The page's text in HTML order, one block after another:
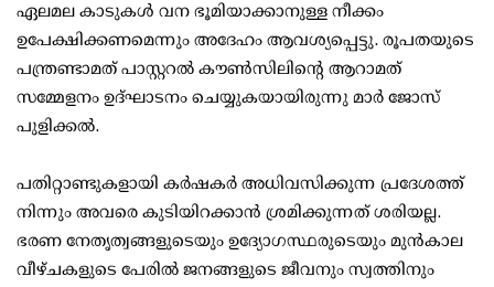
ഏലമല കാടുകള്‍ വന ഭൂമിയാക്കാനുള്ള നീക്കം
ഉപേക്ഷിക്കണമെന്നും അദേഹം ആവശ്യപ്പെട്ടു. രൂപതയുടെ
പന്ത്രണ്ടാമത് പാസ്റ്ററല്‍ കൗണ്‍സിലിന്റെ ആറാമത്
സമ്മേളനം ഉദ്ഘാടനം ചെയ്യുകയായിരുന്നു മാര്‍ ജോസ്
പുളിക്കല്‍.
പതിറ്റാണ്ടുകളായി കര്‍ഷകര്‍ അധിവസിക്കുന്ന പ്രദേശത്ത്
നിന്നും അവരെ കുടിയിറക്കാന്‍ ശ്രമിക്കുന്നത് ശരിയല്ല.
ഭരണ നേതൃത്വങ്ങളുടെയും ഉദ്യോഗസ്ഥരുടെയും മുന്‍കാല
വീഴ്ചകളുടെ പേരില്‍ ജനങ്ങളുടെ ജീവനും സ്വത്തിനും